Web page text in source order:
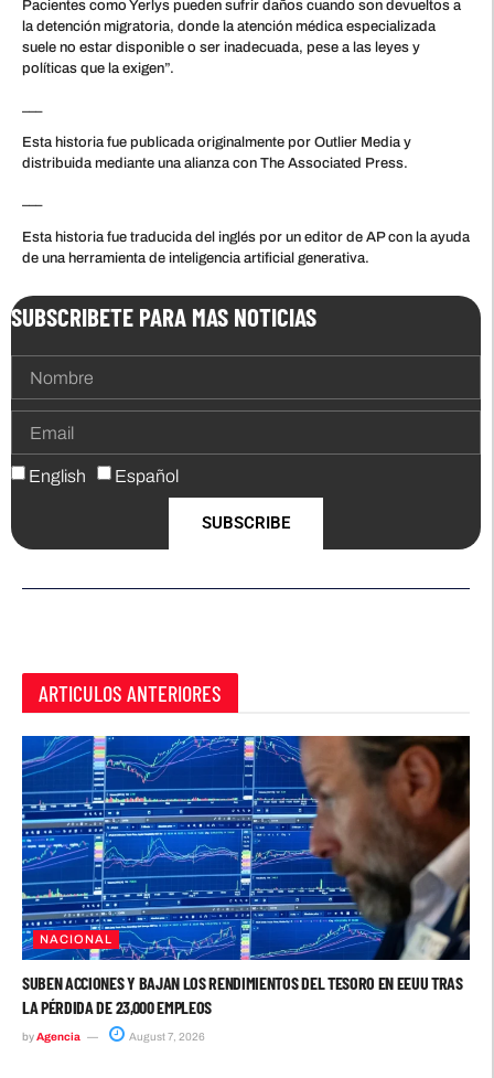
Pacientes como Yerlys pueden sufrir daños cuando son devueltos a
la detención migratoria, donde la atención médica especializada
suele no estar disponible o ser inadecuada, pese a las leyes y
políticas que la exigen”.
Esta historia fue publicada originalmente por Outlier Media y
distribuida mediante una alianza con The Associated Press.
Esta historia fue traducida del inglés por un editor de AP con la ayuda
de una herramienta de inteligencia artificial generativa.
SUBSCRIBETE PARA MAS NOTICIAS
English Español
SUBSCRIBE
ARTICULOS ANTERIORES
NACIONAL
SUBEN ACCIONES Y BAJAN LOS RENDIMIENTOS DEL TESORO EN EEUU TRAS
LA PÉRDIDA DE 23,000 EMPLEOS
byAgencia August 7, 2026